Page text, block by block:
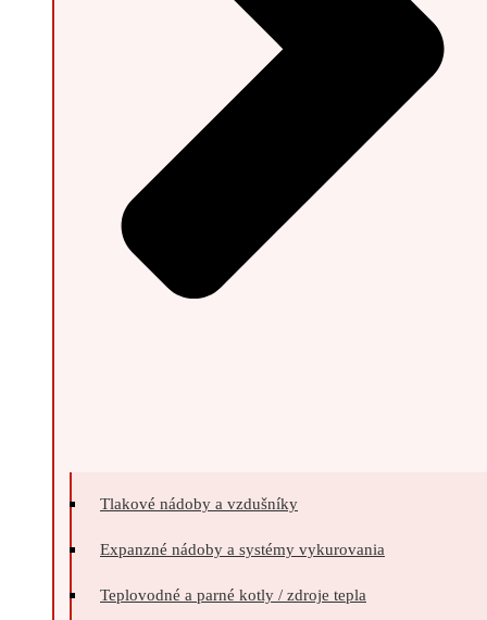
Tlakové nádoby a vzdušníky
Expanzné nádoby a systémy vykurovania
Teplovodné a parné kotly / zdroje tepla